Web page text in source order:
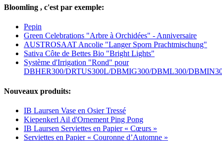
Bloomling , c'est par exemple:
Pepin
Green Celebrations "Arbre à Orchidées" - Anniversaire
AUSTROSAAT Ancolie "Langer Sporn Prachtmischung"
Sativa Côte de Bettes Bio "Bright Lights"
Système d'Irrigation "Rond" pour
DBHER300/DRTUS300L/DBMIG300/DBML300/
Nouveaux produits:
IB Laursen Vase en Osier Tressé
Kiepenkerl Ail d'Ornement Ping Pong
IB Laursen Serviettes en Papier « Cœurs »
Serviettes en Papier « Couronne d’Automne »